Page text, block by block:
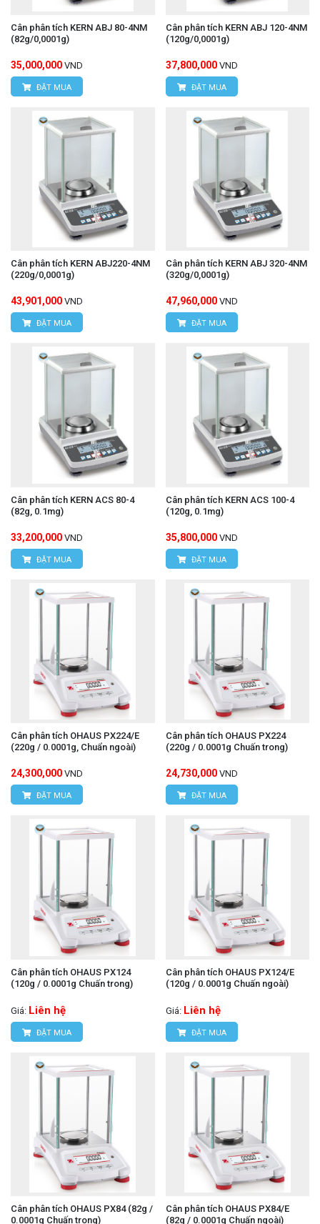
Cân phân tích KERN ABJ 80-4NM
(82g/0,0001g)
35,000,000 VND
ĐẶT MUA
Cân phân tích KERN ABJ 120-4NM
(120g/0,0001g)
37,800,000 VND
ĐẶT MUA
Cân phân tích KERN ABJ220-4NM
(220g/0,0001g)
43,901,000 VND
ĐẶT MUA
Cân phân tích KERN ABJ 320-4NM
(320g/0,0001g)
47,960,000 VND
ĐẶT MUA
Cân phân tích KERN ACS 80-4
(82g, 0.1mg)
33,200,000 VND
ĐẶT MUA
Cân phân tích KERN ACS 100-4
(120g, 0.1mg)
35,800,000 VND
ĐẶT MUA
Cân phân tích OHAUS PX224/E
(220g / 0.0001g, Chuẩn ngoài)
24,300,000 VND
ĐẶT MUA
Cân phân tích OHAUS PX224
(220g / 0.0001g Chuấn trong)
24,730,000 VND
ĐẶT MUA
Cân phân tích OHAUS PX124
(120g / 0.0001g Chuấn trong)
Giá: Liên hệ
ĐẶT MUA
Cân phân tích OHAUS PX124/E
(120g / 0.0001g Chuấn ngoài)
Giá: Liên hệ
ĐẶT MUA
Cân phân tích OHAUS PX84 (82g /
0.0001g Chuấn trong)
Cân phân tích OHAUS PX84/E
(82g / 0.0001g Chuấn ngoài)